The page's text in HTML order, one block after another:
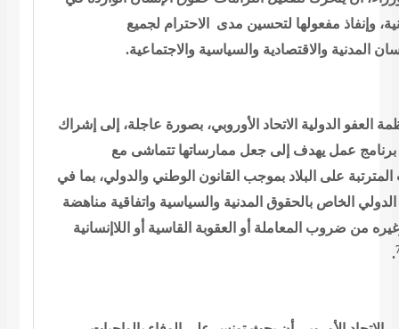
وإنفاذ مفعولها لتحسين مدى
الاحترام لجميع
المدنية والاقتصادية والسياسية والاجتماعية.
العفو الدولية الاتحاد الأوروبي، بصورة عاجلة، إلى إشراك
عمل يهدف إلى جعل ممارساتها تتماشى مع
المترتبة على البلاد بموجب القانون الوطني والدولي، بما في
الدولي الخاص بالحقوق المدنية والسياسية واتفاقية مناهضة
من ضروب المعاملة أو العقوبة القاسية أو اللاإنسانية
.